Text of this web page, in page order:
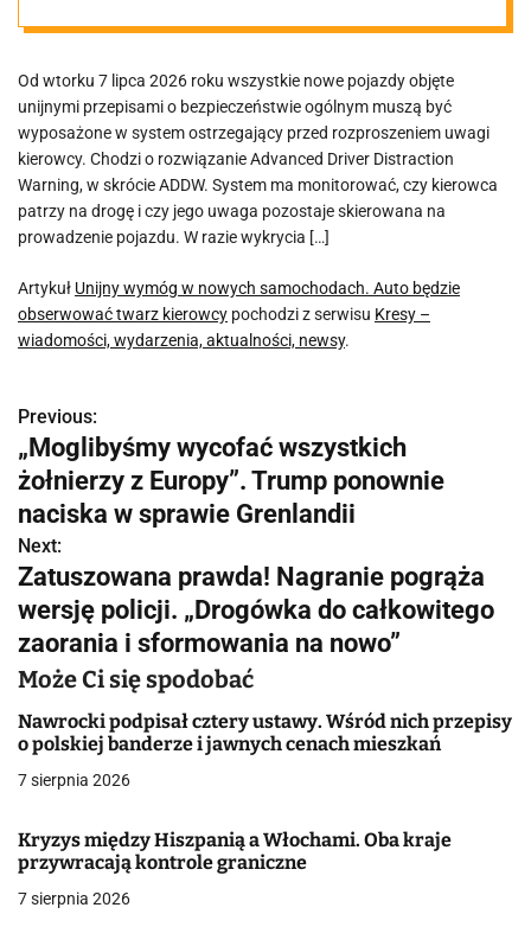
obserwować
twarz kierowcy
Od wtorku 7 lipca 2026 roku wszystkie nowe pojazdy objęte
unijnymi przepisami o bezpieczeństwie ogólnym muszą być
wyposażone w system ostrzegający przed rozproszeniem uwagi
kierowcy. Chodzi o rozwiązanie Advanced Driver Distraction
Warning, w skrócie ADDW. System ma monitorować, czy kierowca
patrzy na drogę i czy jego uwaga pozostaje skierowana na
prowadzenie pojazdu. W razie wykrycia […]
Artykuł Unijny wymóg w nowych samochodach. Auto będzie
obserwować twarz kierowcy pochodzi z serwisu Kresy –
wiadomości, wydarzenia, aktualności, newsy.
N
a
w
i
g
a
c
j
a
w
p
Previous:
„Moglibyśmy wycofać wszystkich
żołnierzy z Europy”. Trump ponownie
naciska w sprawie Grenlandii
Next:
Zatuszowana prawda! Nagranie pogrąża
wersję policji. „Drogówka do całkowitego
zaorania i sformowania na nowo”
Może Ci się spodobać
Nawrocki podpisał cztery ustawy. Wśród nich przepisy
o polskiej banderze i jawnych cenach mieszkań
7 sierpnia 2026
Kryzys między Hiszpanią a Włochami. Oba kraje
przywracają kontrole graniczne
7 sierpnia 2026